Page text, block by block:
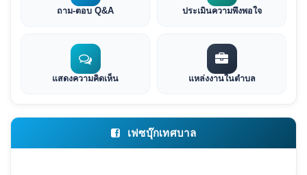
ถาม-ตอบ Q&A ประเมินความพึงพอใจ
แสดงความคิดเห็น แหล่งงานในตำบล
เฟซบุ๊กเทศบาล